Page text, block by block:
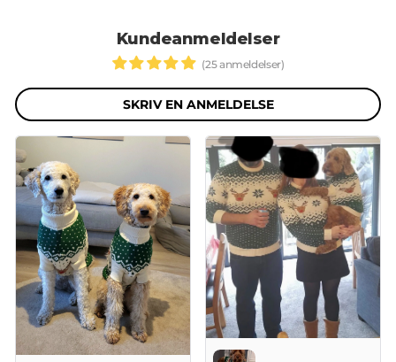
Kundeanmeldelser
(25 anmeldelser)
SKRIV EN ANMELDELSE